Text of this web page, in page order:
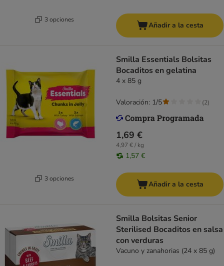
3 opciones
Añadir a la cesta
3 opciones
Smilla Essentials Bolsitas
Bocaditos en gelatina
4 x 85 g
1,69 €
4,97 € / kg
1,57 €
Valoración: 1/5 (2)
Añadir a la cesta
Smilla Bolsitas Senior
Sterilised Bocaditos en salsa
con verduras
Vacuno y zanahorias (24 x 85 g)